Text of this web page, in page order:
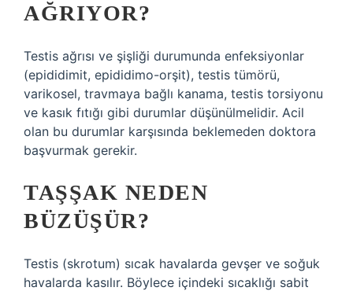
AĞRIYOR?
Testis ağrısı ve şişliği durumunda enfeksiyonlar
(epididimit, epididimo-orşit), testis tümörü,
varikosel, travmaya bağlı kanama, testis torsiyonu
ve kasık fıtığı gibi durumlar düşünülmelidir. Acil
olan bu durumlar karşısında beklemeden doktora
başvurmak gerekir.
TAŞŞAK NEDEN
BÜZÜŞÜR?
Testis (skrotum) sıcak havalarda gevşer ve soğuk
havalarda kasılır. Böylece içindeki sıcaklığı sabit